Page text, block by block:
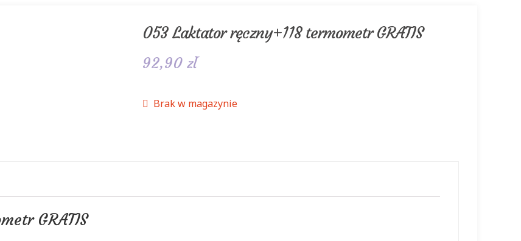
053 Laktator ręczny+118 termometr GRATIS
92,90 zł
Brak w magazynie
GRATIS